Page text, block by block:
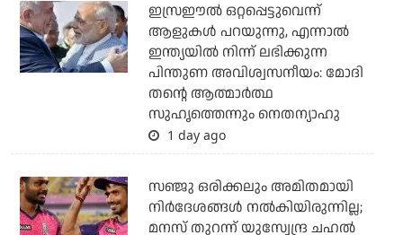
ഇസ്രഈല്‍ ഒറ്റപ്പെട്ടുവെന്ന്
ആളുകള്‍ പറയുന്നു, എന്നാല്‍
ഇന്ത്യയില്‍ നിന്ന് ലഭിക്കുന്ന
പിന്തുണ അവിശ്വസനീയം: മോദി
തന്റെ ആത്മാര്‍ത്ഥ
സുഹൃത്തെന്നും നെതന്യാഹു
1 day ago
സഞ്ജു ഒരിക്കലും അമിതമായി
നിര്‍ദേശങ്ങള്‍ നല്‍കിയിരുന്നില്ല;
മനസ് തുറന്ന് യുസ്വേന്ദ്ര ചഹല്‍